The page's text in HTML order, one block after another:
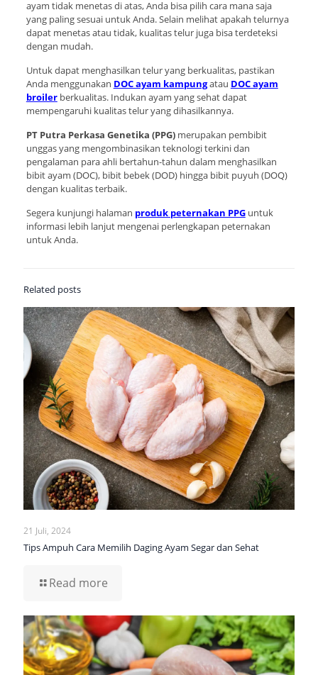
ayam tidak menetas di atas, Anda bisa pilih cara mana saja
yang paling sesuai untuk Anda. Selain melihat apakah telurnya
dapat menetas atau tidak, kualitas telur juga bisa terdeteksi
dengan mudah.
Untuk dapat menghasilkan telur yang berkualitas, pastikan
Anda menggunakan DOC ayam kampungatau DOC ayam
broilerberkualitas. Indukan ayam yang sehat dapat
mempengaruhi kualitas telur yang dihasilkannya.
PT Putra Perkasa Genetika (PPG)merupakan pembibit
unggas yang mengombinasikan teknologi terkini dan
pengalaman para ahli bertahun-tahun dalam menghasilkan
bibit ayam (DOC), bibit bebek (DOD) hingga bibit puyuh (DOQ)
dengan kualitas terbaik.
Segera kunjungi halaman produk peternakan PPGuntuk
informasi lebih lanjut mengenai perlengkapan peternakan
untuk Anda.
Related posts
21 Juli, 2024
Tips Ampuh Cara Memilih Daging Ayam Segar dan Sehat
Read more